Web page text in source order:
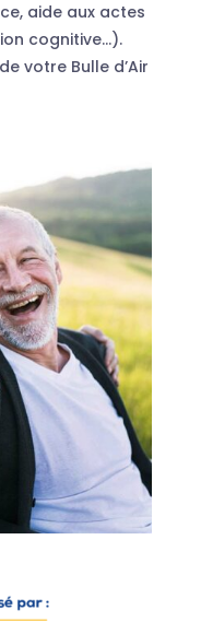
aide aux actes
cognitive…).
votre Bulle d’Air